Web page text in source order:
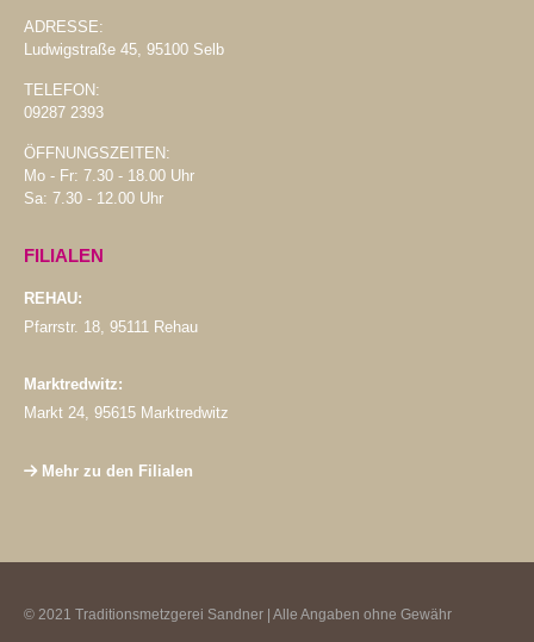
ADRESSE:
Ludwigstraße 45, 95100 Selb
TELEFON:
09287 2393
ÖFFNUNGSZEITEN:
Mo - Fr: 7.30 - 18.00 Uhr
Sa: 7.30 - 12.00 Uhr
FILIALEN
REHAU:
Pfarrstr. 18, 95111 Rehau
Marktredwitz:
Markt 24, 95615 Marktredwitz
Mehr zu den Filialen
© 2021 Traditionsmetzgerei Sandner | Alle Angaben ohne Gewähr